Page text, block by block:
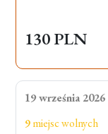
130 PLN
19 września 2026
9miejsc wolnych